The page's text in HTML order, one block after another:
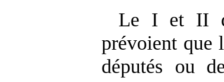
Le I et II
prévoient que
députés ou